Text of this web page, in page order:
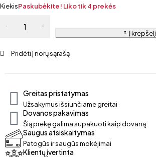
KiekisPaskubėkite! Liko tik 4 prekės
Į krepšelį
Pridėti į norų sąrašą
Greitas pristatymas
Užsakymus išsiunčiame greitai
Dovanos pakavimas
Šią prekę galima supakuoti kaip dovaną
Saugus atsiskaitymas
Patogūs ir saugūs mokėjimai
Klientų įvertinta